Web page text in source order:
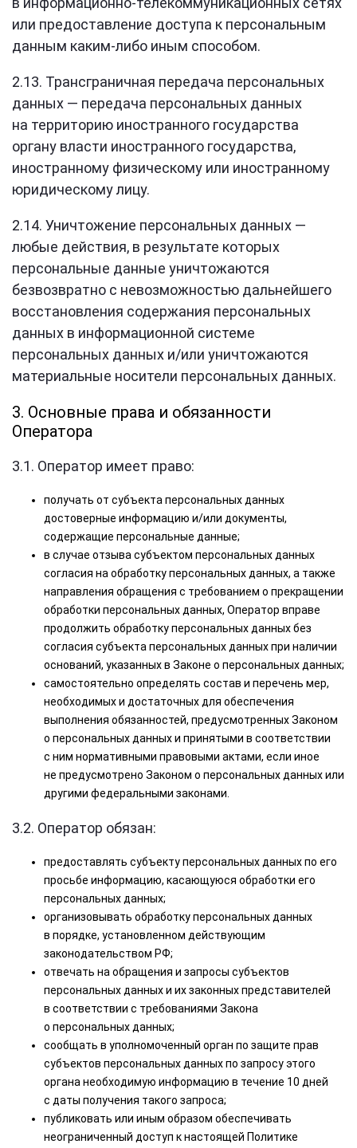
или предоставление доступа к персональным
данным каким-либо иным способом.
2.13. Трансграничная передача персональных
данных — передача персональных данных
на территорию иностранного государства
органу власти иностранного государства,
иностранному физическому или иностранному
юридическому лицу.
2.14. Уничтожение персональных данных —
любые действия, в результате которых
персональные данные уничтожаются
безвозвратно с невозможностью дальнейшего
восстановления содержания персональных
данных в информационной системе
персональных данных и/или уничтожаются
материальные носители персональных данных.
3. Основные права и обязанности
Оператора
3.1. Оператор имеет право:
получать от субъекта персональных данных
достоверные информацию и/или документы,
содержащие персональные данные;
в случае отзыва субъектом персональных данных
согласия на обработку персональных данных, а также
направления обращения с требованием о прекращении
обработки персональных данных, Оператор вправе
продолжить обработку персональных данных без
согласия субъекта персональных данных при наличии
оснований, указанных в Законе о персональных данных;
самостоятельно определять состав и перечень мер,
необходимых и достаточных для обеспечения
выполнения обязанностей, предусмотренных Законом
о персональных данных и принятыми в соответствии
с ним нормативными правовыми актами, если иное
не предусмотрено Законом о персональных данных или
другими федеральными законами.
3.2. Оператор обязан:
предоставлять субъекту персональных данных по его
просьбе информацию, касающуюся обработки его
персональных данных;
организовывать обработку персональных данных
в порядке, установленном действующим
законодательством РФ;
отвечать на обращения и запросы субъектов
персональных данных и их законных представителей
в соответствии с требованиями Закона
о персональных данных;
сообщать в уполномоченный орган по защите прав
субъектов персональных данных по запросу этого
органа необходимую информацию в течение 10 дней
с даты получения такого запроса;
публиковать или иным образом обеспечивать
неограниченный доступ к настоящей Политике